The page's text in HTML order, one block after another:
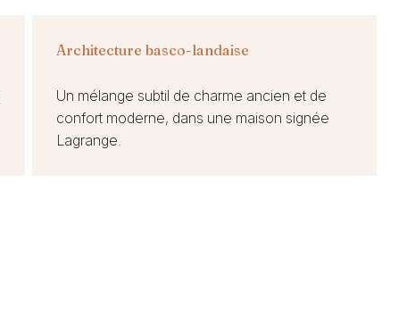
Architecture basco-landaise
Un mélange subtil de charme ancien et de
confort moderne, dans une maison signée
Lagrange.